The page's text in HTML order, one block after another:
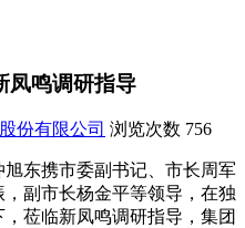
凤鸣调研指导
份有限公司 浏览次数 756
旭东携市委副书记、市长周军
副市长杨金平等领导，在独
莅临新凤鸣调研指导，集团